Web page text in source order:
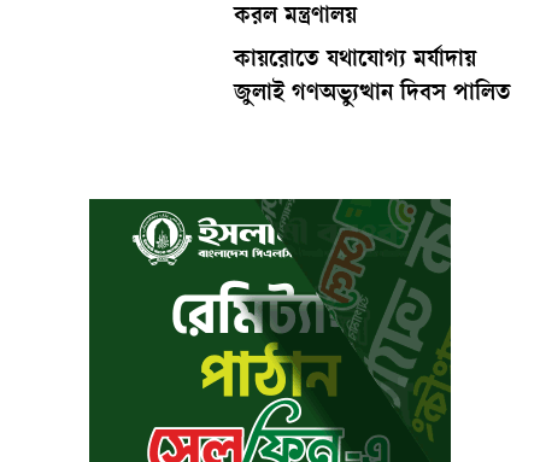
করল মন্ত্রণালয়
কায়রোতে যথাযোগ্য মর্যাদায়
জুলাই গণঅভ্যুত্থান দিবস পালিত